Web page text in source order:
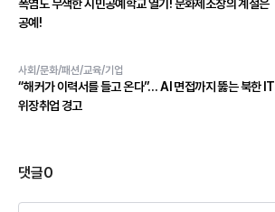
폭염도 무색한 시민공예학교 열기! 문화제조창의 계절은
공예!
사회/문화/패션/교육/기업
“해커가 이력서를 들고 온다”… AI 면접까지 뚫는 북한 IT
위장취업 경고
댓글0